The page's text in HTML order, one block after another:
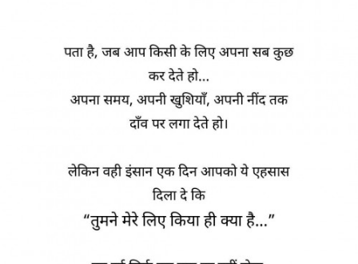
फिर करते क्यूँ अनजान की बातें।
हम है नये अनुभव हीन
फिर क्या है संग्यान की बातें
तो फिर क्या है ग्यान की बातें।।।।